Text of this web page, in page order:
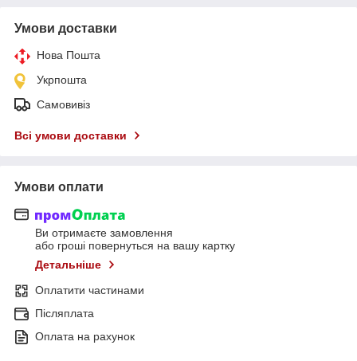
Умови доставки
Нова Пошта
Укрпошта
Самовивіз
Всі умови доставки
Умови оплати
Ви отримаєте замовлення
або гроші повернуться на вашу картку
Детальніше
Оплатити частинами
Післяплата
Оплата на рахунок